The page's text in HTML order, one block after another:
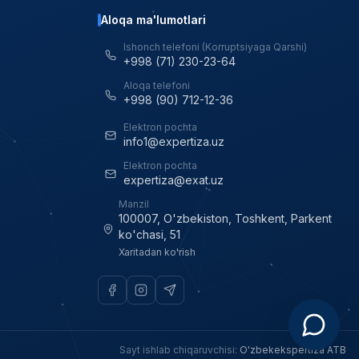
Aloqa ma'lumotlari
Ishonch telefoni (Korruptsiyaga Qarshi)
+998 (71) 230-23-64
Aloqa telefoni
+998 (90) 712-12-36
Elektron pochta
info1@expertiza.uz
Elektron pochta
expertiza@exat.uz
Manzil
100007, O'zbekiston, Toshkent, Parkent
ko'chasi, 51
Xaritadan ko'rish
Sayt ishlab chiqaruvchisi: O'zbekekspertiza ATB